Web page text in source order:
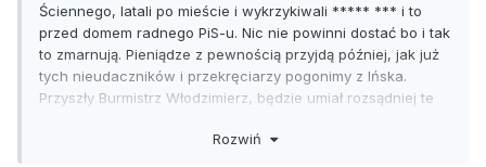
Ściennego, latali po mieście i wykrzykiwali ***** *** i to
przed domem radnego PiS-u. Nic nie powinni dostać bo i tak
to zmarnują. Pieniądze z pewnością przyjdą później, jak już
tych nieudaczników i przekręciarzy pogonimy z Ińska.
Przyszły Burmistrz Włodzimierz, będzie umiał rozsądniej te
Rozwiń